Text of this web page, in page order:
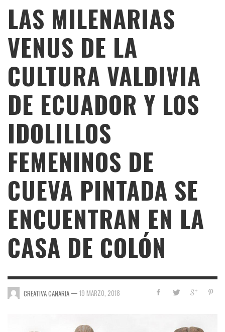
LAS MILENARIAS
VENUS DE LA
CULTURA VALDIVIA
DE ECUADOR Y LOS
IDOLILLOS
FEMENINOS DE
CUEVA PINTADA SE
ENCUENTRAN EN LA
CASA DE COLÓN
CREATIVA CANARIA — 19 MARZO, 2018